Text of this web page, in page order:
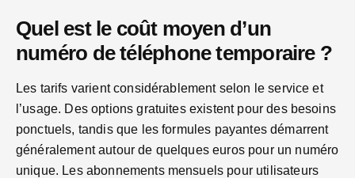
Quel est le coût moyen d’un
numéro de téléphone temporaire ?
Les tarifs varient considérablement selon le service et
l’usage. Des options gratuites existent pour des besoins
ponctuels, tandis que les formules payantes démarrent
généralement autour de quelques euros pour un numéro
unique. Les abonnements mensuels pour utilisateurs